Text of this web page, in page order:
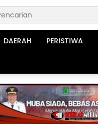
DAERAH PERISTIWA